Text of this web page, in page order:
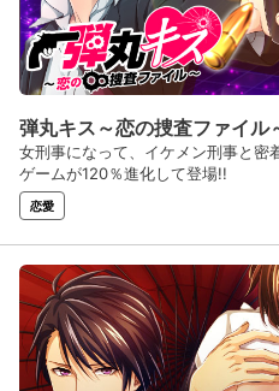
弾丸キス～恋の捜査ファイル
女刑事になって、イケメン刑事と
ゲームが120％進化して登場!!
恋愛